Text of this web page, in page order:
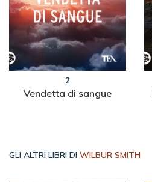
2
Vendetta di sangue
GLI ALTRI LIBRI DI WILBUR SMITH